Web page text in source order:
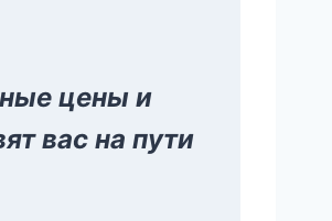
цены и
вас на пути